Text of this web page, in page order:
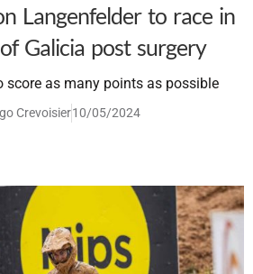
Langenfelder to race in
Galicia post surgery
score as many points as possible
Crevoisier10/05/2024